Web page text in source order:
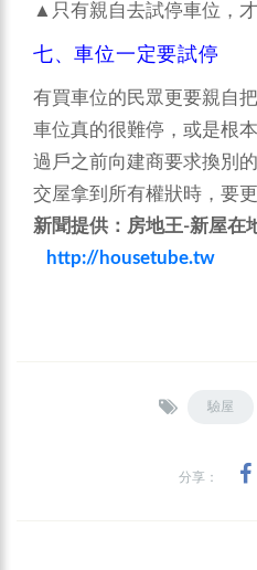
▲只有親自去試停車位，才
七、車位一定要試停
有買車位的民眾更要親自
車位真的很難停，或是根
過戶之前向建商要求換別
交屋拿到所有權狀時，要
新聞提供：房地王-新屋在
http://housetube.tw
驗屋
分享：